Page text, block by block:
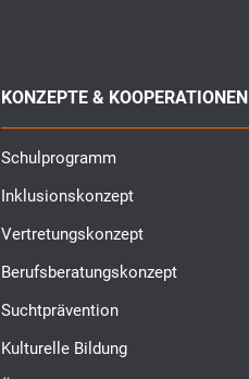
KONZEPTE & KOOPERATIONEN
Schulprogramm
Inklusionskonzept
Vertretungskonzept
Berufsberatungskonzept
Suchtprävention
Kulturelle Bildung